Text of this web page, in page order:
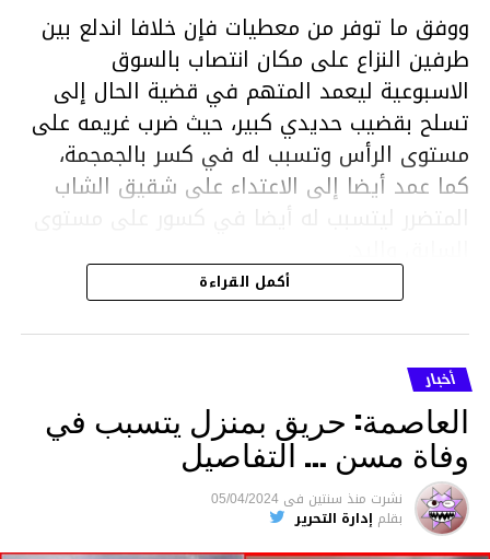
ووفق ما توفر من معطيات فإن خلافا اندلع بين
طرفين النزاع على مكان انتصاب بالسوق
الاسبوعية ليعمد المتهم في قضية الحال إلى
تسلح بقضيب حديدي كبير، حيث ضرب غريمه على
مستوى الرأس وتسبب له في كسر بالجمجمة،
كما عمد أيضا إلى الاعتداء على شقيق الشاب
المتضرر ليتسبب له أيضا في كسور على مستوى
هذا وقد تمكن أعوان مركز الأمن الوطني بحي
هلال في توقيت قياسي من محاصرة المشتبه به
والقبض عليه وإحالته على التحقيق في خصوص
ما نُسبه إليه.
متابعة
قسم الاخبار
أكمل القراءة
أخبار
العاصمة: حريق بمنزل يتسبب في
وفاة مسن … التفاصيل
نشرت منذ سنتين فى 05/04/2024
بقلم إدارة التحرير